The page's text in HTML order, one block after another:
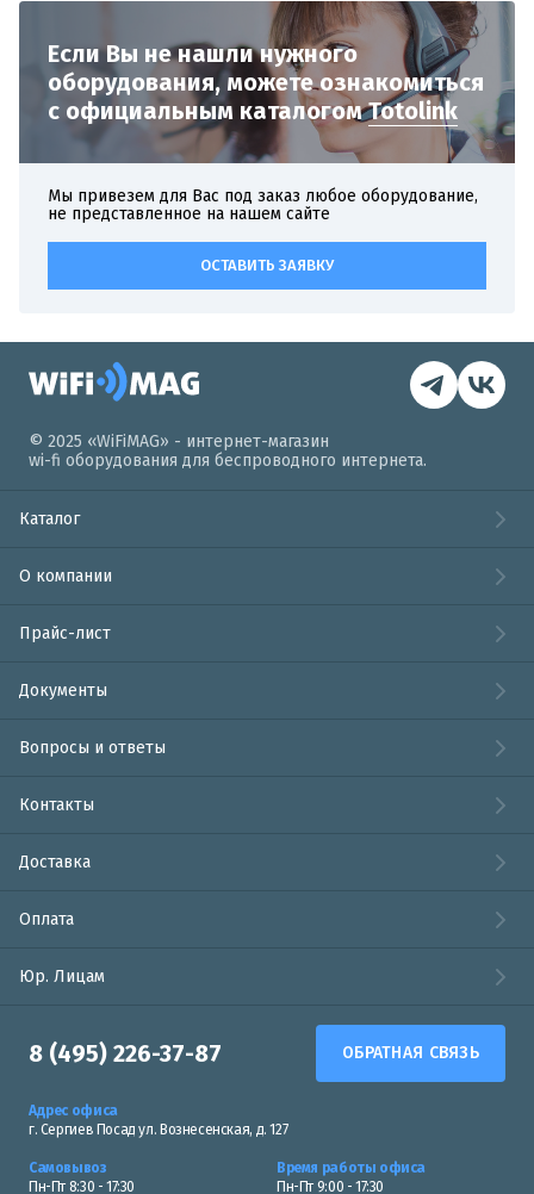
Если Вы не нашли нужного
оборудования, можете ознакомиться
с официальным каталогомTotolink
Мы привезем для Вас под заказ любое оборудование,
не представленное на нашем сайте
ОСТАВИТЬ ЗАЯВКУ
© 2025 «WiFiMAG» - интернет-магазин
wi-fi оборудования для беспроводного интернета.
Каталог
О компании
Прайс-лист
Документы
Вопросы и ответы
Контакты
Доставка
Оплата
Юр. Лицам
8 (495) 226-37-87 ОБРАТНАЯ СВЯЗЬ
Адрес офиса
г. Сергиев Посад ул. Вознесенская, д. 127
Самовывоз
Пн-Пт 8:30 - 17:30
Время работы офиса
Пн-Пт 9:00 - 17:30